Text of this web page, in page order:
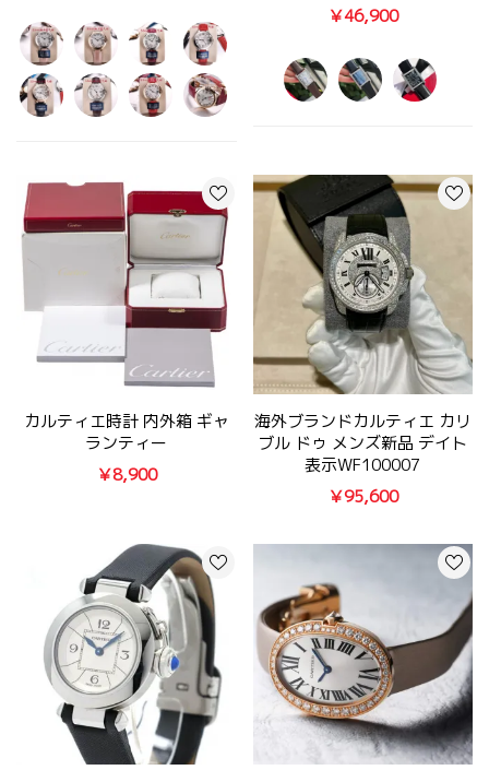
￥46,900
カルティエ時計 内外箱 ギャ
ランティー
￥8,900
海外ブランドカルティエ カリ
ブル ドゥ メンズ新品 デイト
表示WF100007
￥95,600